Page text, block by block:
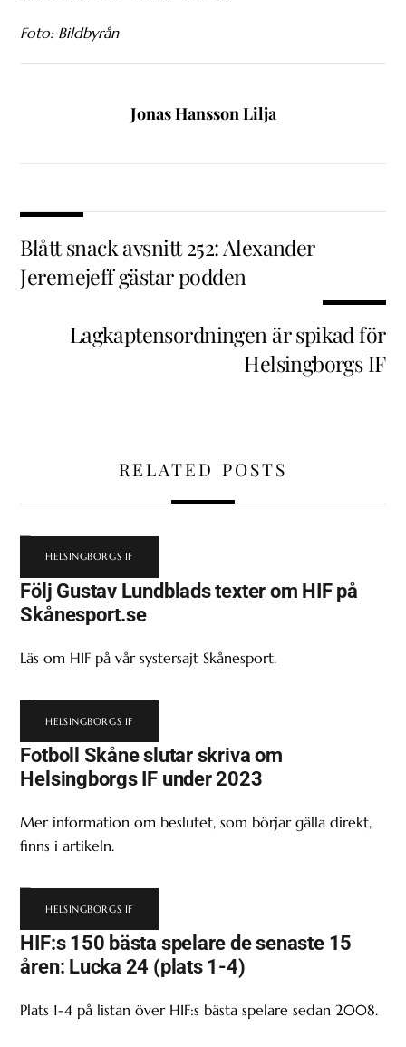
Foto: Bildbyrån
Jonas Hansson Lilja
Blått snack avsnitt 252: Alexander
Jeremejeff gästar podden
Lagkaptensordningen är spikad för
Helsingborgs IF
RELATED POSTS
HELSINGBORGS IF
Följ Gustav Lundblads texter om HIF på
Skånesport.se
Läs om HIF på vår systersajt Skånesport.
HELSINGBORGS IF
Fotboll Skåne slutar skriva om
Helsingborgs IF under 2023
Mer information om beslutet, som börjar gälla direkt,
finns i artikeln.
HELSINGBORGS IF
HIF:s 150 bästa spelare de senaste 15
åren: Lucka 24 (plats 1-4)
Plats 1-4 på listan över HIF:s bästa spelare sedan 2008.